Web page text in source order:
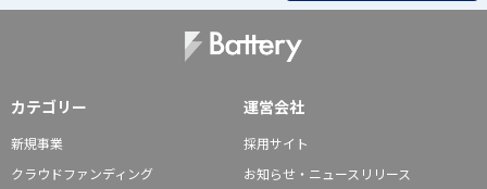
カテゴリー
新規事業
クラウドファンディング
運営会社
採用サイト
お知らせ・ニュースリリース